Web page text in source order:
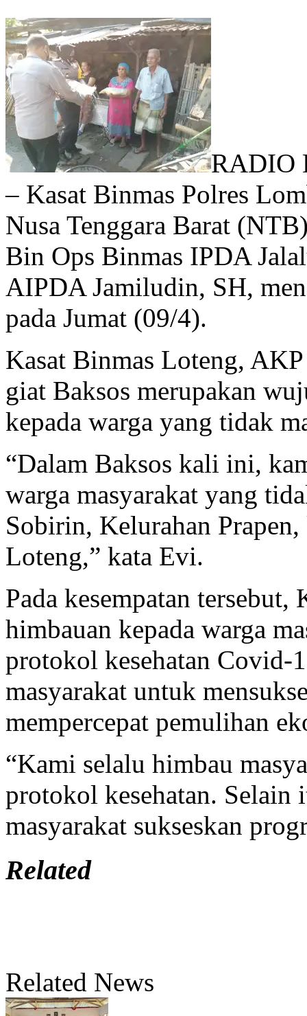
RADIO
– Kasat Binmas Polres
Nusa Tenggara Barat
Bin Ops Binmas IPDA
AIPDA Jamiludin, SH,
pada Jumat (09/4).
Kasat Binmas Loteng,
giat Baksos merupakan
kepada warga yang tidak
“Dalam Baksos kali ini,
warga masyarakat yang
Sobirin, Kelurahan Prapen,
Loteng,” kata Evi.
Pada kesempatan
himbauan kepada warga
protokol kesehatan Covid-
masyarakat untuk
mempercepat pemulihan
“Kami selalu himbau
protokol kesehatan. Selain
masyarakat sukseskan
Related
Related News